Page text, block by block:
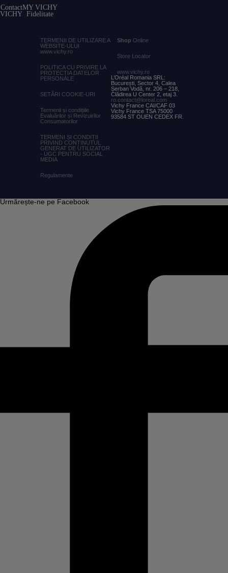
Contact
VICHY
MY VICHY
Fidelitate
TERMENII DE UTILIZARE A
WEBSITE-ULUI
www.vichy.ro
POLITICA CU PRIVIRE LA
PROTECȚIA DATELOR
PERSONALE
SETĂRI COOKIE-URI
Termenii și condițiile
Evaluărilor și Revizuirilor
Consumatorilor
TERMENI ȘI CONDIȚII
PRIVIND CONȚINUTUL
GENERAT DE UTILIZATOR
- UGC PENTRU SOCIAL
MEDIA
Regulamente
Shop Online
Store Locator
www.vichy.ro
L’Oréal Romania SRL:
București, Sector 4, Calea
Șerban Vodă, nr. 206 – 218,
Clădirea U Center 2, etaj 3.
ro.contact@loreal.com
Vichy France CAI/CAF 03
Vichy France TSA 75000
93584 ST OUEN CEDEX FR.
Urmărește-ne pe Facebook